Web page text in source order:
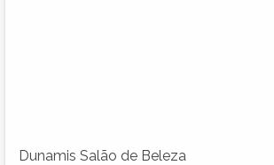
Dunamis Salão de Beleza